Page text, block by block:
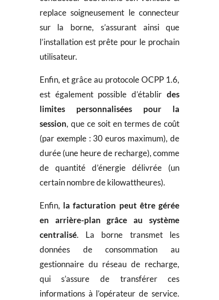
replace soigneusement le connecteur
sur la borne, s’assurant ainsi que
l’installation est prête pour le prochain
utilisateur.
Enfin, et grâce au protocole OCPP 1.6,
est également possible d’établirdes
limites personnalisées
pour la
session, que ce soit en termes de coût
(par exemple : 30 euros maximum), de
durée (une heure de recharge), comme
de quantité d’énergie délivrée (un
certain nombre de kilowattheures).
Enfin, la facturation peut être gérée
en arrière-plan grâce au système
centralisé. La borne transmet les
données de consommation au
gestionnaire du réseau de recharge,
qui s’assure de transférer ces
informations à l’opérateur de service.